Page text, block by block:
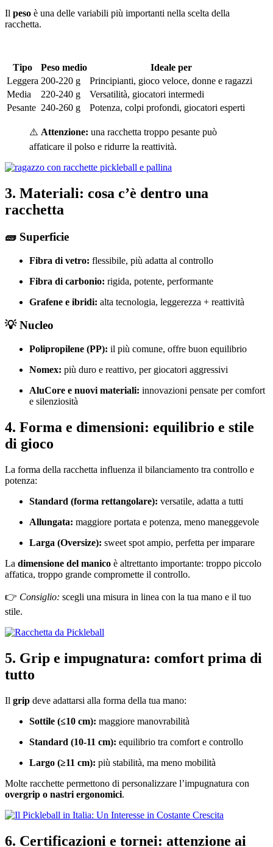
Il peso è una delle variabili più importanti nella scelta della
racchetta.
Tipo Peso medio
Ideale per
Leggera 200-220 g
Principianti, gioco veloce, donne e ragazzi
Media
220-240 g
Versatilità, giocatori intermedi
Pesante 240-260 g Potenza, colpi profondi, giocatori esperti
⚠️ Attenzione: una racchetta troppo pesante può
affaticare il polso e ridurre la reattività.
3. Materiali: cosa c’è dentro una
racchetta
🧱 Superficie
Fibra di vetro: flessibile, più adatta al controllo
Fibra di carbonio: rigida, potente, performante
Grafene e ibridi: alta tecnologia, leggerezza + reattività
💡 Nucleo
Polipropilene (PP): il più comune, offre buon equilibrio
Nomex: più duro e reattivo, per giocatori aggressivi
AluCore e nuovi materiali: innovazioni pensate per comfort
e silenziosità
4. Forma e dimensioni: equilibrio e stile
di gioco
La forma della racchetta influenza il bilanciamento tra controllo e
potenza:
Standard (forma rettangolare): versatile, adatta a tutti
Allungata: maggiore portata e potenza, meno maneggevole
Larga (Oversize): sweet spot ampio, perfetta per imparare
La dimensione del manico è altrettanto importante: troppo piccolo
affatica, troppo grande compromette il controllo.
👉 Consiglio: scegli una misura in linea con la tua mano e il tuo
stile.
5. Grip e impugnatura: comfort prima di
tutto
Il grip deve adattarsi alla forma della tua mano:
Sottile (≤10 cm): maggiore manovrabilità
Standard (10-11 cm): equilibrio tra comfort e controllo
Largo (≥11 cm): più stabilità, ma meno mobilità
Molte racchette permettono di personalizzare l’impugnatura con
overgrip o nastri ergonomici.
6. Certificazioni e tornei: attenzione ai